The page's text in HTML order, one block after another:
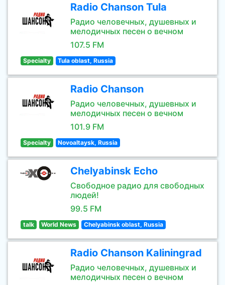
Radio Chanson Tula
Радио человечных, душевных и
мелодичных песен о вечном
107.5 FM
Specialty Tula oblast, Russia
Radio Chanson
Радио человечных, душевных и
мелодичных песен о вечном
101.9 FM
Specialty Novoaltaysk, Russia
Chelyabinsk Echo
Свободное радио для свободных
людей!
99.5 FM
talk World News Chelyabinsk oblast, Russia
Radio Chanson Kaliningrad
Радио человечных, душевных и
мелодичных песен о вечном